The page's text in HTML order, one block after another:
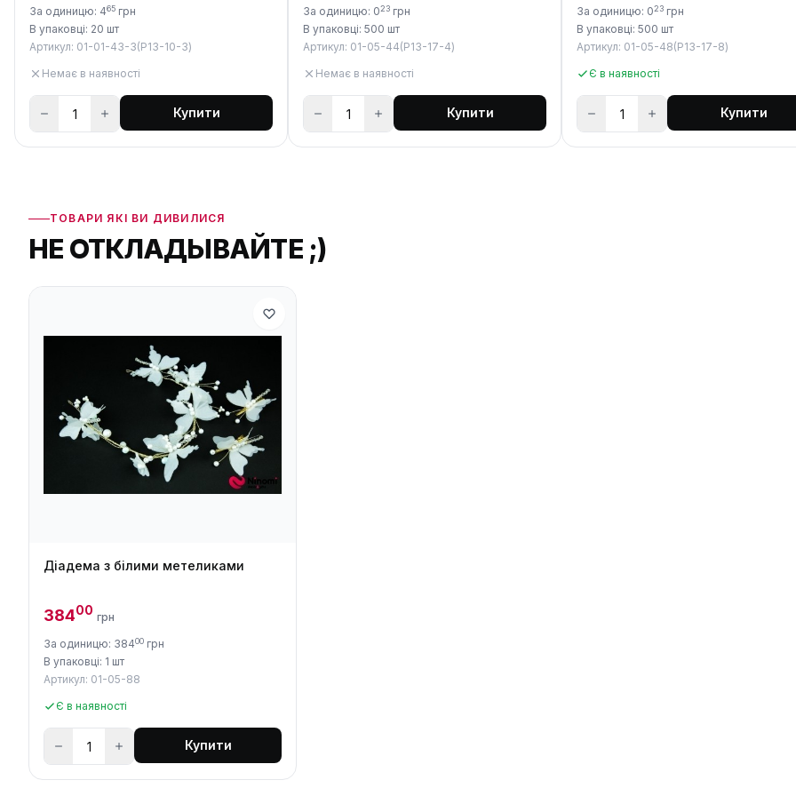
За одиницю: 465 грн
В упаковці: 20 шт
Артикул: 01-01-43-3(P13-10-3)
Немає в наявності
Купити
За одиницю: 023 грн
В упаковці: 500 шт
Артикул: 01-05-44(P13-17-4)
Немає в наявності
Купити
За одиницю: 023 грн
В упаковці: 500 шт
Артикул: 01-05-48(P13-17-8)
Є в наявності
Купити
ТОВАРИ ЯКІ ВИ ДИВИЛИСЯ
НЕ ОТКЛАДЫВАЙТЕ ;)
Діадема з білими метеликами
38400 грн
За одиницю: 38400 грн
В упаковці: 1 шт
Артикул: 01-05-88
Є в наявності
Купити